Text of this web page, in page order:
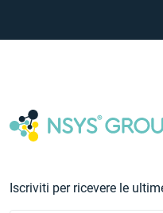
Iscriviti per ricevere le